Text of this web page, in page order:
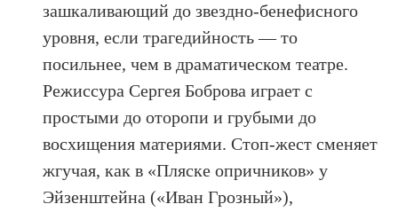
зашкаливающий до звездно-бенефисного
уровня, если трагедийность — то
посильнее, чем в драматическом театре.
Режиссура Сергея Боброва играет с
простыми до оторопи и грубыми до
восхищения материями. Стоп-жест сменяет
жгучая, как в «Пляске опричников» у
Эйзенштейна («Иван Грозный»),